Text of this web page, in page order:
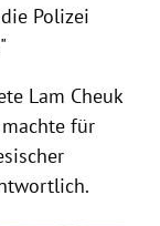
Polizei
Lam Cheuk
für